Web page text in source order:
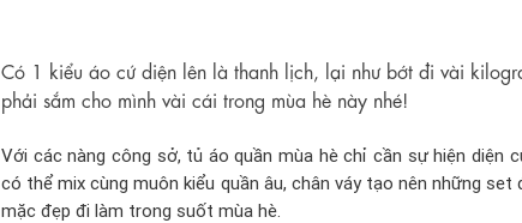
Có 1 kiểu áo cứ diện lên là thanh lịch, lại như bớt đi vài
phải sắm cho mình vài cái trong mùa hè này nhé!
Với các nàng công sở, tủ áo quần mùa hè chỉ cần sự hiện diện
có thể mix cùng muôn kiểu quần âu, chân váy tạo nên những
mặc đẹp đi làm trong suốt mùa hè.